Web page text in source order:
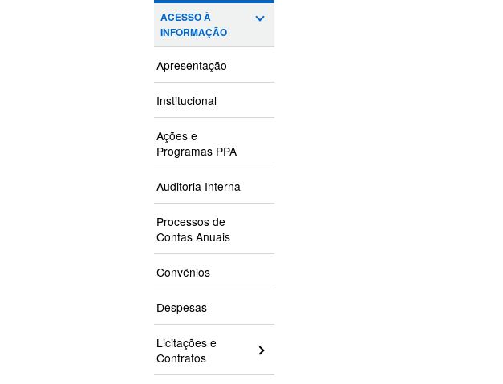
ACESSO À
INFORMAÇÃO
Apresentação
Institucional
Ações e
Programas PPA
Auditoria Interna
Processos de
Contas Anuais
Convênios
Despesas
Licitações e
Contratos